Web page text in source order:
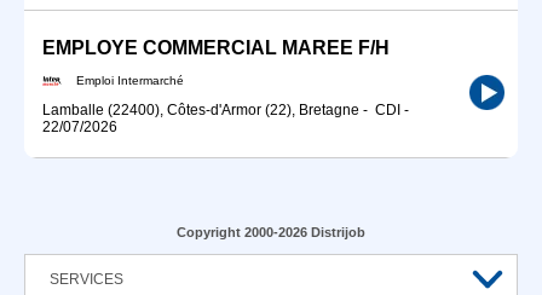
EMPLOYE COMMERCIAL MAREE F/H
Emploi Intermarché
Lamballe (22400), Côtes-d'Armor (22), Bretagne - CDI -
22/07/2026
Copyright 2000-2026 Distrijob
SERVICES